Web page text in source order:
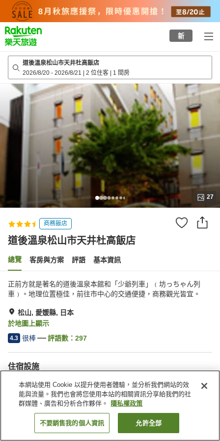
top
page
新
道後溫泉松山市天井杜高飯店
2026/8/20 - 2026/8/21 | 2 位住客 | 1 間房
27
商務飯店
道後溫泉松山市天井杜高飯店
總覽 客房與方案 評語 基本資訊
正前方就是著名的道後溫泉本館和「少爺列車」﹙坊っちゃん列
車﹚。地理位置極佳，前往市中心的交通便捷，商務觀光皆宜。
松山, 愛媛縣, 日本
於地圖上顯示
4.3 很棒 評語數： 297
住宿設施
無線網路
自動販賣機
共用微波爐
日式餐廳
找客房
本網站使用 Cookie 以提升使用者體驗，並分析我們網站的效
能與流量。我們也會將您使用本站的相關資訊分享給我們的社
群媒體、廣告和分析合作夥伴。
隱私權政策
不要銷售我的個人資訊 允許全部